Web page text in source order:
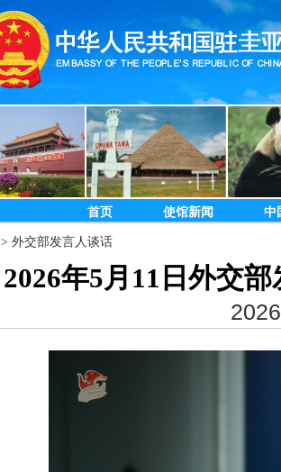
首页 使馆新闻 中
> 外交部发言人谈话
2026年5月11日外交